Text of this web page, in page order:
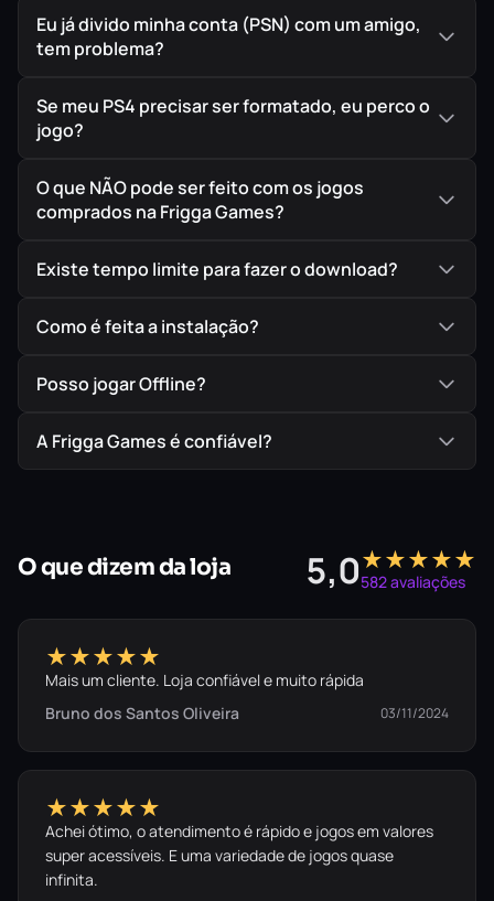
Eu já divido minha conta (PSN) com um amigo,
tem problema?
Se meu PS4 precisar ser formatado, eu perco o
jogo?
O que NÃO pode ser feito com os jogos
comprados na Frigga Games?
Existe tempo limite para fazer o download?
Como é feita a instalação?
Posso jogar Offline?
A Frigga Games é confiável?
O que dizem da loja 5,0★★★★★
582 avaliações
★★★★★
Mais um cliente. Loja confiável e muito rápida
Bruno dos Santos Oliveira
03/11/2024
★★★★★
Achei ótimo, o atendimento é rápido e jogos em valores
super acessíveis. E uma variedade de jogos quase
infinita.